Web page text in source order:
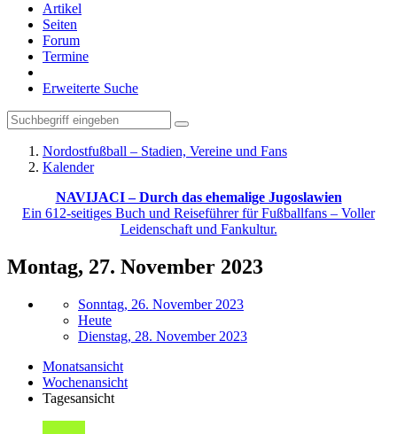
Artikel
Seiten
Forum
Termine
Erweiterte Suche
Nordostfußball – Stadien, Vereine und Fans
Kalender
NAVIJACI – Durch das ehemalige Jugoslawien
Ein 612-seitiges Buch und Reiseführer für Fußballfans – Voller
Leidenschaft und Fankultur.
Montag, 27. November 2023
Sonntag, 26. November 2023
Heute
Dienstag, 28. November 2023
Monatsansicht
Wochenansicht
Tagesansicht